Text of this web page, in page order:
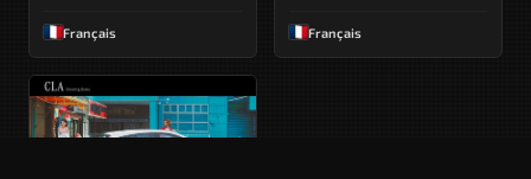
Français Français